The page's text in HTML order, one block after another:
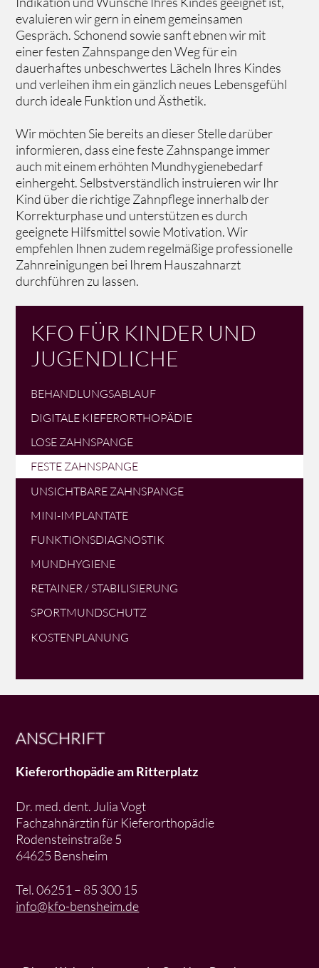
evaluieren wir gern in einem gemeinsamen
Gespräch. Schonend sowie sanft ebnen wir mit
einer festen Zahnspange den Weg für ein
dauerhaftes unbeschwertes Lächeln Ihres Kindes
und verleihen ihm ein gänzlich neues Lebensgefühl
durch ideale Funktion und Ästhetik.
Wir möchten Sie bereits an dieser Stelle darüber
informieren, dass eine feste Zahnspange immer
auch mit einem erhöhten Mundhygienebedarf
einhergeht. Selbstverständlich instruieren wir Ihr
Kind über die richtige Zahnpflege innerhalb der
Korrekturphase und unterstützen es durch
geeignete Hilfsmittel sowie Motivation. Wir
empfehlen Ihnen zudem regelmäßige professionelle
Zahnreinigungen bei Ihrem Hauszahnarzt
durchführen zu lassen.
KFO FÜR KINDER UND
JUGENDLICHE
BEHANDLUNGSABLAUF
DIGITALE KIEFERORTHOPÄDIE
LOSE ZAHNSPANGE
FESTE ZAHNSPANGE
UNSICHTBARE ZAHNSPANGE
MINI-IMPLANTATE
FUNKTIONSDIAGNOSTIK
MUNDHYGIENE
RETAINER / STABILISIERUNG
SPORTMUNDSCHUTZ
KOSTENPLANUNG
ANSCHRIFT
Kieferorthopädie am Ritterplatz
Dr. med. dent. Julia Vogt
Fachzahnärztin für Kieferorthopädie
Rodensteinstraße 5
64625 Bensheim
Tel. 06251 – 85 300 15
info@kfo-bensheim.de